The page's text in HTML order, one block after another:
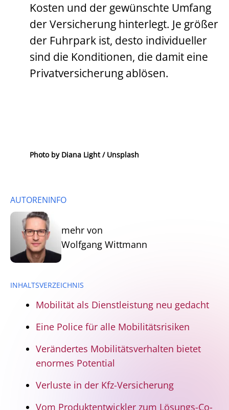
Kosten und der gewünschte Umfang
der Versicherung hinterlegt. Je größer
der Fuhrpark ist, desto individueller
sind die Konditionen, die damit eine
Privatversicherung ablösen.
Photo by Diana Light / Unsplash
AUTORENINFO
mehr von
Wolfgang Wittmann
INHALTSVERZEICHNIS
Mobilität als Dienstleistung neu gedacht
Eine Police für alle Mobilitätsrisiken
Verändertes Mobilitätsverhalten bietet
enormes Potential
Verluste in der Kfz-Versicherung
Vom Produktentwickler zum Lösungs-Co-